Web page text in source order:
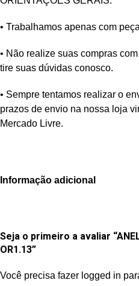
• Trabalhamos apenas com
• Não realize suas compras
tire suas dúvidas conosco.
• Sempre tentamos realizar o
prazos de envio na nossa loja
Mercado Livre.
Informação adicional
Seja o primeiro a avaliar
OR1.13”
Você precisa fazer logged in